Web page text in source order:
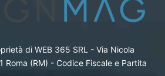
di WEB 365 SRL - Via Nicola
Roma (RM) - Codice Fiscale e Partita